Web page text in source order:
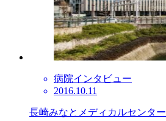
病院インタビュー
2016.10.11
長崎みなとメディカルセンター